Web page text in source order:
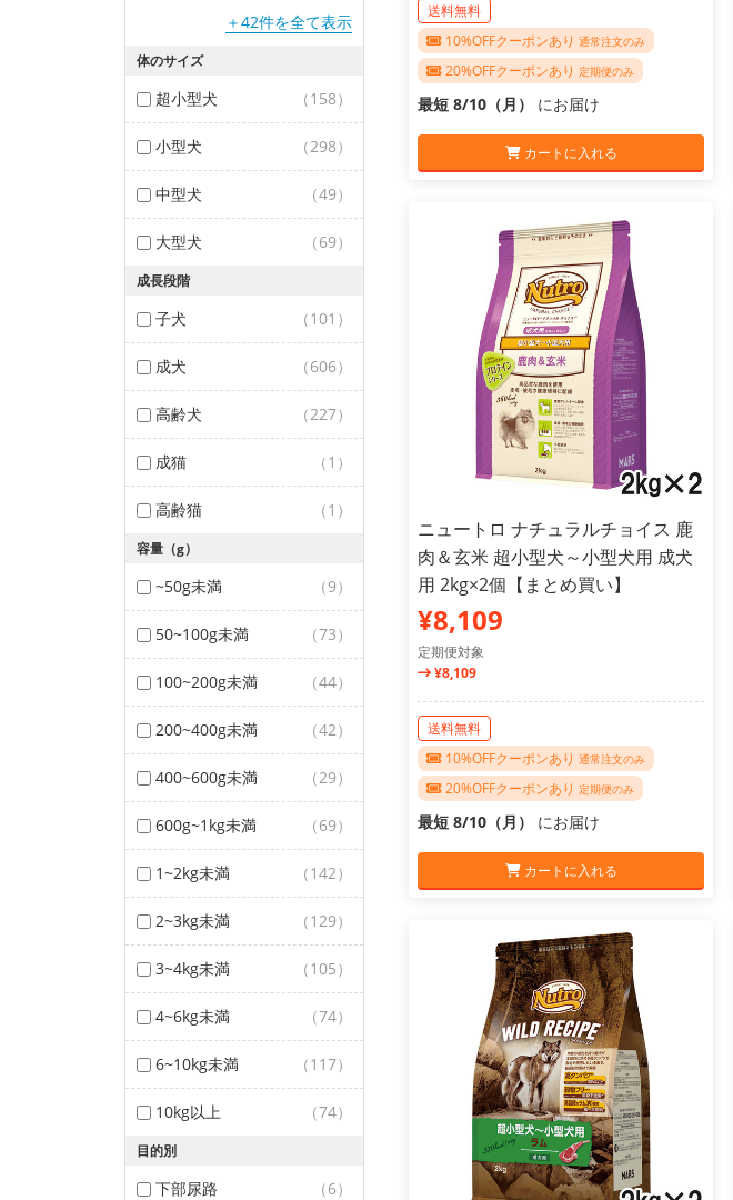
＋42件を全て表示
体のサイズ
超小型犬 （158）
小型犬 （298）
中型犬 （49）
大型犬 （69）
成長段階
子犬 （101）
成犬 （606）
高齢犬 （227）
成猫 （1）
高齢猫 （1）
容量（g）
~50g未満 （9）
50~100g未満 （73）
100~200g未満 （44）
200~400g未満 （42）
400~600g未満 （29）
600g~1kg未満 （69）
1~2kg未満 （142）
2~3kg未満 （129）
3~4kg未満 （105）
4~6kg未満 （74）
6~10kg未満 （117）
10kg以上 （74）
目的別
下部尿路 （6）
送料無料
10%OFFクーポンあり 通常注文のみ
20%OFFクーポンあり 定期便のみ
最短 8/10（月） にお届け
カートに入れる
ニュートロ ナチュラルチョイス 鹿
肉＆玄米 超小型犬～小型犬用 成犬
用 2kg×2個【まとめ買い】
¥8,109
定期便対象
¥8,109
送料無料
10%OFFクーポンあり 通常注文のみ
20%OFFクーポンあり 定期便のみ
最短 8/10（月） にお届け
カートに入れる